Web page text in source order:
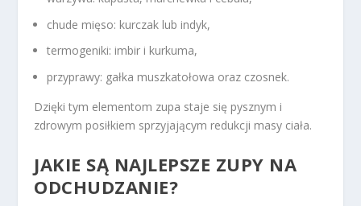
chude mięso: kurczak lub indyk,
termogeniki: imbir i kurkuma,
przyprawy: gałka muszkatołowa oraz czosnek.
Dzięki tym elementom zupa staje się pysznym i
zdrowym posiłkiem sprzyjającym redukcji masy ciała.
JAKIE SĄ NAJLEPSZE ZUPY NA
ODCHUDZANIE?